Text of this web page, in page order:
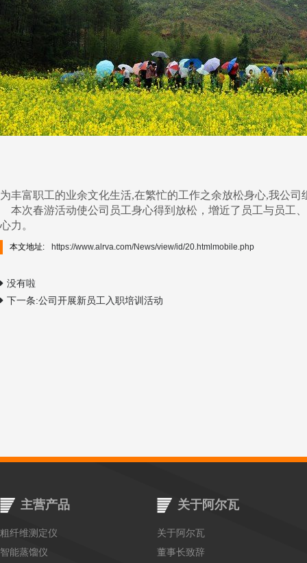
为丰富职工的业余文化生活,在繁忙的工作之余放松身心,我公司
本次春游活动使公司员工身心得到放松，增近了员工与员工
心力。
本文地址: https://www.alrva.com/News/view/id/20.htmlmobile.php
没有啦
下一条:公司开展新员工入职培训活动
主营产品
粗纤维测定仪
智能蒸馏仪
关于阿尔瓦
关于阿尔瓦
董事长致辞